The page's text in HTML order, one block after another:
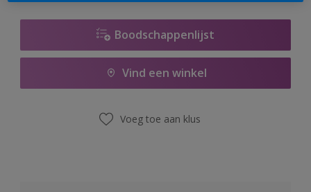
Boodschappenlijst
Vind een winkel
Voeg toe aan klus